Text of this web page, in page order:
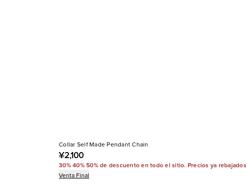
Collar Self Made Pendant Chain
¥2,100
30% 40% 50% de descuento en todo el sitio. Precios ya rebajados
Venta Final